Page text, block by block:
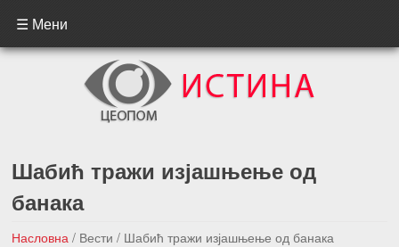
☰ Мени
Шабић тражи изјашњење од
банака
Насловна / Вести/ Шабић тражи изјашњење од банака